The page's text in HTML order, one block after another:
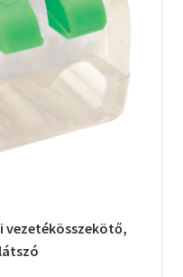
vezetékösszekötő,